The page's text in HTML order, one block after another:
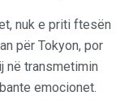
nuk e priti ftesën
për Tokyon, por
në transmetimin
emocionet.